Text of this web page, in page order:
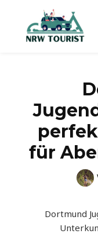
springen
für
Dortmund